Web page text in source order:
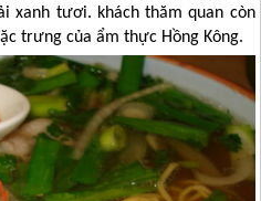
xanh tươi. khách thăm quan còn
trưng của ẩm thực Hồng Kông.